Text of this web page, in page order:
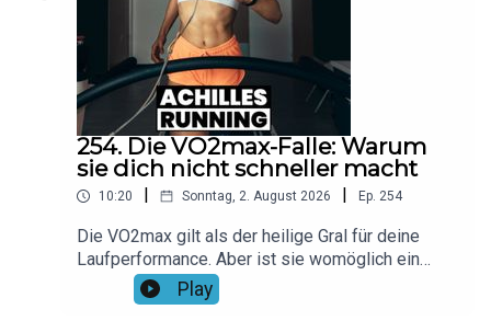
254. Die VO2max-Falle: Warum
sie dich nicht schneller macht
10:20 | Sonntag, 2. August 2026 | Ep. 254
Die VO2max gilt als der heilige Gral für deine
Laufperformance. Aber ist sie womöglich ein
überschätzter Parameter? In dieser Folge räumen
wir mit Missverständnissen rund um die VO2max
Play